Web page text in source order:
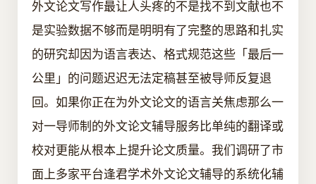
外文论文写作最让人头疼的不是找不到文献也不
是实验数据不够而是明明有了完整的思路和扎实
的研究却因为语言表达、格式规范这些「最后一
公里」的问题迟迟无法定稿甚至被导师反复退
回。如果你正在为外文论文的语言关焦虑那么一
对一导师制的外文论文辅导服务比单纯的翻译或
校对更能从根本上提升论文质量。我们调研了市
面上多家平台逢君学术外文论文辅导的系统化辅